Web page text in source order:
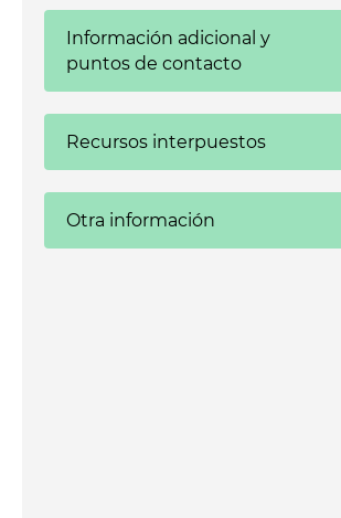
Información adicional y
puntos de contacto
Recursos interpuestos
Otra información